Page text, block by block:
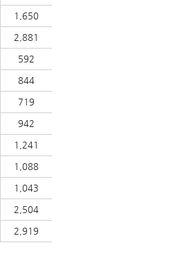
1,650
2,881
592
844
719
942
1,241
1,088
1,043
2,504
2,919